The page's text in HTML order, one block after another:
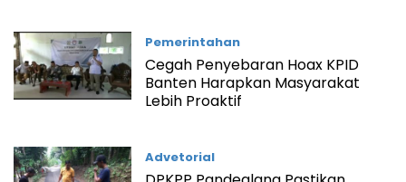
Pemerintahan
Cegah Penyebaran Hoax KPID
Banten Harapkan Masyarakat
Lebih Proaktif
Advetorial